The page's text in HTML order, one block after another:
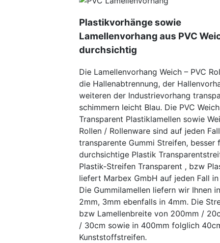
Plastikvorhänge sowie
Lamellenvorhang aus PVC
durchsichtig
Die Lamellenvorhang Weich – PVC
die Hallenabtrennung, der
weiteren der Industrievorhang
schimmern leicht Blau. Die PVC Weich
Transparent Plastiklamellen sowie
Rollen / Rollenware sind auf jeden
transparente Gummi Streifen, besser
durchsichtige Plastik
Plastik-Streifen Transparent , bzw
liefert Marbex GmbH auf jeden Fall
Die Gummilamellen liefern wir Ihnen
2mm, 3mm ebenfalls in 4mm. Die
bzw Lamellenbreite von 200mm /
/ 30cm sowie in 400mm folglich
Kunststoffstreifen.